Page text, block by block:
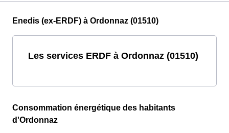
Enedis (ex-ERDF) à Ordonnaz (01510)
Les services ERDF à Ordonnaz (01510)
Consommation énergétique des habitants
d'Ordonnaz